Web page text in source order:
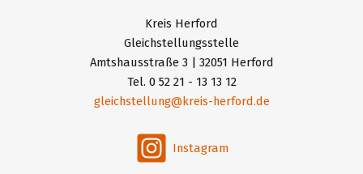
Kreis Herford
Gleichstellungsstelle
Amtshausstraße 3 | 32051 Herford
Tel. 0 52 21 - 13 13 12
gleichstellung@kreis-herford.de
Instagram